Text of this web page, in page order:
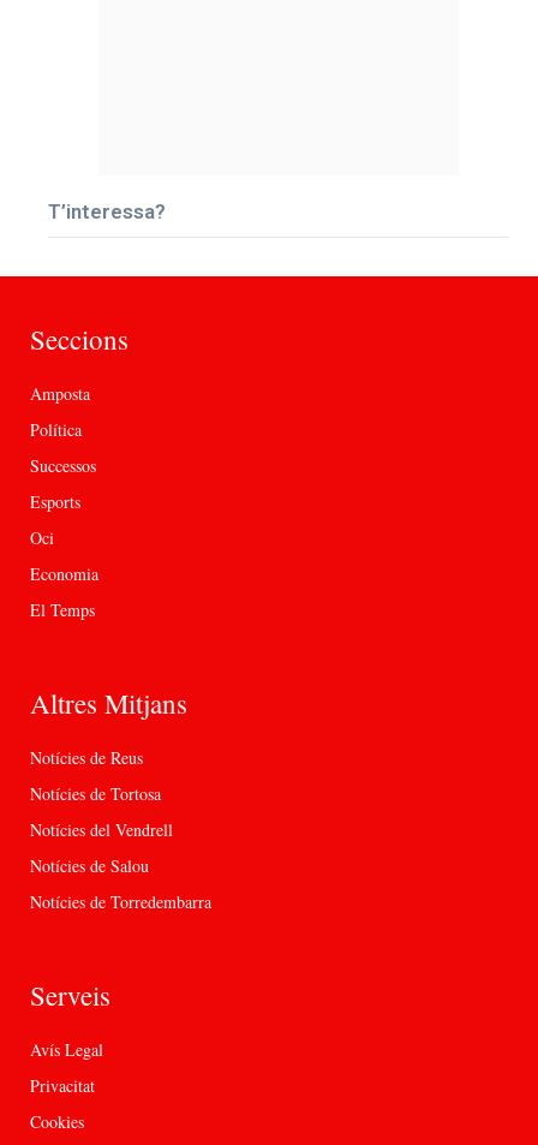
T’interessa?
Seccions
Amposta
Política
Successos
Esports
Oci
Economia
El Temps
Altres Mitjans
Notícies de Reus
Notícies de Tortosa
Notícies del Vendrell
Notícies de Salou
Notícies de Torredembarra
Serveis
Avís Legal
Privacitat
Cookies